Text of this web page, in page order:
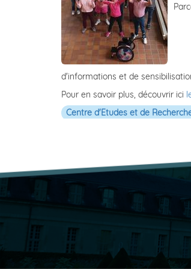
d'informations et de
Pour en savoir plus, découvrir ici
Centre d'Etudes et de